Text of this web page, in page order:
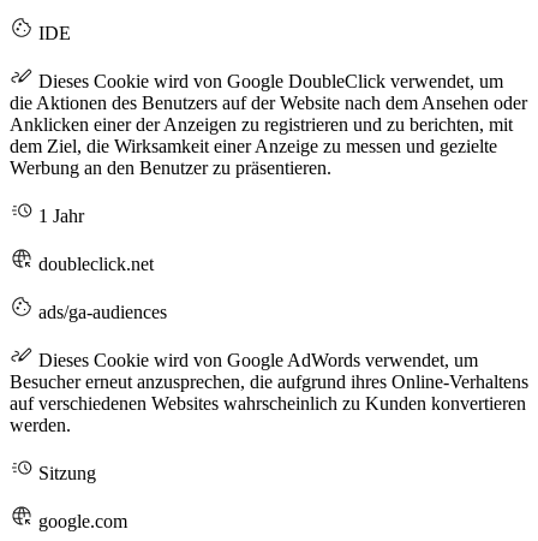
IDE
Dieses Cookie wird von Google DoubleClick verwendet, um
die Aktionen des Benutzers auf der Website nach dem Ansehen oder
Anklicken einer der Anzeigen zu registrieren und zu berichten, mit
dem Ziel, die Wirksamkeit einer Anzeige zu messen und gezielte
Werbung an den Benutzer zu präsentieren.
1 Jahr
doubleclick.net
ads/ga-audiences
Dieses Cookie wird von Google AdWords verwendet, um
Besucher erneut anzusprechen, die aufgrund ihres Online-Verhaltens
auf verschiedenen Websites wahrscheinlich zu Kunden konvertieren
werden.
Sitzung
google.com